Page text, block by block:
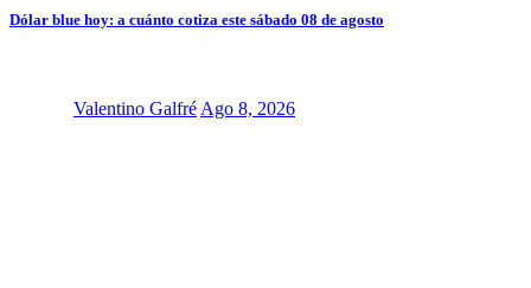
Dólar blue hoy: a cuánto cotiza este sábado 08 de agosto
Valentino Galfré Ago 8, 2026